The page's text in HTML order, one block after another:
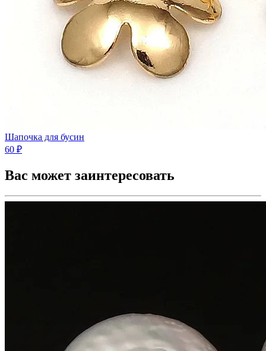
Шапочка для бусин
60 ₽
Вас может заинтересовать